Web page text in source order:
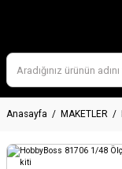
Anasayfa MAKETLER